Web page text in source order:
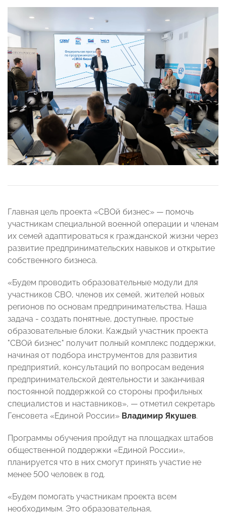
Главная цель проекта «СВОй бизнес» — помочь
участникам специальной военной операции и членам
их семей адаптироваться к гражданской жизни через
развитие предпринимательских навыков и открытие
собственного бизнеса.
«Будем проводить образовательные модули для
участников СВО, членов их семей, жителей новых
регионов по основам предпринимательства. Наша
задача - создать понятные, доступные, простые
образовательные блоки. Каждый участник проекта
"СВОй бизнес" получит полный комплекс поддержки,
начиная от подбора инструментов для развития
предприятий, консультаций по вопросам ведения
предпринимательской деятельности и заканчивая
постоянной поддержкой со стороны профильных
специалистов и наставников», — отметил секретарь
Генсовета «Единой России» Владимир Якушев.
Программы обучения пройдут на площадках штабов
общественной поддержки «Единой России»,
планируется что в них смогут принять участие не
менее 500 человек в год.
«Будем помогать участникам проекта всем
необходимым. Это образовательная,